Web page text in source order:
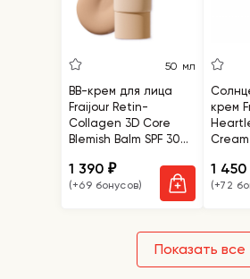
50 мл
ВВ-крем для лица
Fraijour Retin-
Collagen 3D Core
Blemish Balm SPF 30
1 390₽
(+69 бонусов)
крем
Cream
1
(+72
Показать все